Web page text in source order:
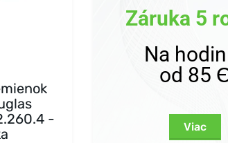
-
Záruka 5
Na
od 85
Viac